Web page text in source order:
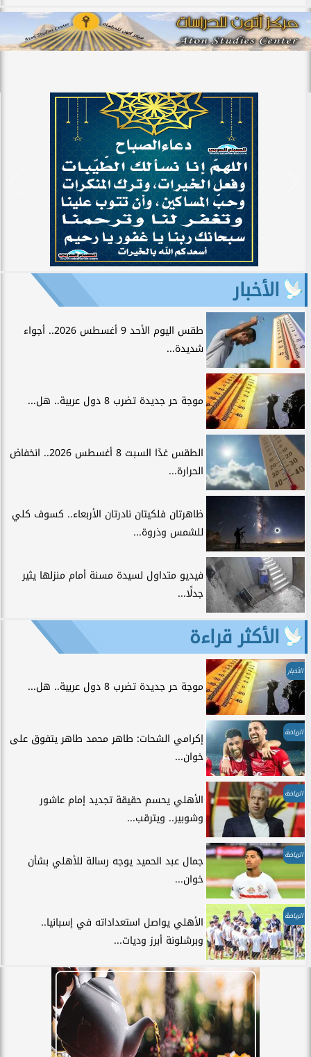
الأخبار
طقس اليوم الأحد 9 أغسطس 2026.. أجواء
شديدة...
موجة حر جديدة تضرب 8 دول عربية.. هل...
الطقس غدًا السبت 8 أغسطس 2026.. انخفاض
الحرارة...
ظاهرتان فلكيتان نادرتان الأربعاء.. كسوف كلي
للشمس وذروة...
فيديو متداول لسيدة مسنة أمام منزلها يثير
جدلًا...
الأكثر قراءة
الأخبار
موجة حر جديدة تضرب 8 دول عربية.. هل...
الرياضة
إكرامي الشحات: طاهر محمد طاهر يتفوق على
خوان...
الرياضة
الأهلي يحسم حقيقة تجديد إمام عاشور
وشوبير.. ويترقب...
الرياضة
جمال عبد الحميد يوجه رسالة للأهلي بشأن
خوان...
الرياضة
الأهلي يواصل استعداداته في إسبانيا..
وبرشلونة أبرز وديات...